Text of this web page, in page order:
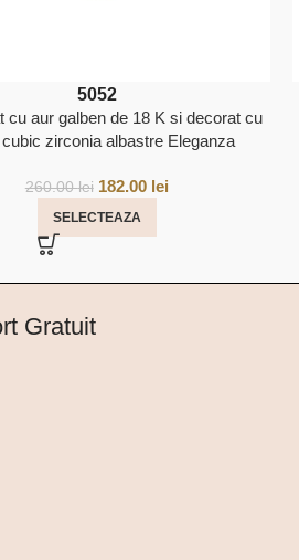
5052
cu aur galben de 18 K si decorat cu
cubic zirconia albastre Eleganza
260.00lei 182.00 lei
SELECTEAZA
Gratuit